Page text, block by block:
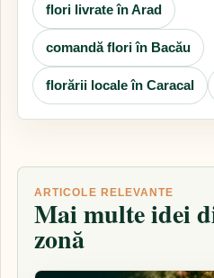
flori livrate în Arad
comandă flori în Bacău
florării locale în Caracal
ARTICOLE RELEVANTE
Mai multe idei
zonă